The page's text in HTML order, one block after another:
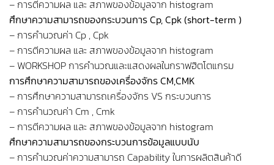
– การตีความผล และ สภาพของข้อมูลจาก histogram
ศึกษาความสามารถของกระบวนการ Cp, Cpk (short-term )
– การคำนวณค่า Cp , Cpk
– การตีความผล และ สภาพของข้อมูลจาก histogram
– WORKSHOP การคำนวณและแสดงผลในกราฟฮิตโตแกรม
การศึกษาความสามารถของเครื่องจักร CM,CMK
– การศึกษาความสามารถเครื่องจักร VS กระบวนการ
– การคำนวณค่า Cm , Cmk
– การตีความผล และ สภาพของข้อมูลจาก histogram
ศึกษาความสามารถของกระบวนการข้อมูลแบบนับ
– การคำนวณค่าความสามารถ Capability ในการผลิตสินค้าดี